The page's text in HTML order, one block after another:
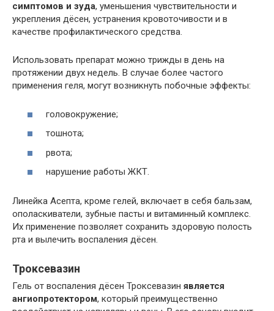
симптомов и зуда, уменьшения чувствительности и
укрепления дёсен, устранения кровоточивости и в
качестве профилактического средства.
Использовать препарат можно трижды в день на
протяжении двух недель. В случае более частого
применения геля, могут возникнуть побочные эффекты:
головокружение;
тошнота;
рвота;
нарушение работы ЖКТ.
Линейка Асепта, кроме гелей, включает в себя бальзам,
ополаскиватели, зубные пасты и витаминный комплекс.
Их применение позволяет сохранить здоровую полость
рта и вылечить воспаления дёсен.
Троксевазин
Гель от воспаления дёсен Троксевазин является
ангиопротектором, который преимущественно